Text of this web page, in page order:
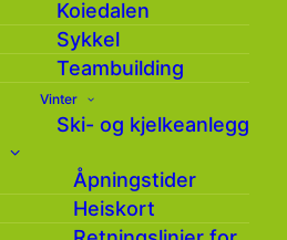
Koiedalen
Sykkel
Teambuilding
Vinter
Ski- og kjelkeanlegg
Åpningstider
Heiskort
Minifart 1 i Budor
Skianlegg
Dato: